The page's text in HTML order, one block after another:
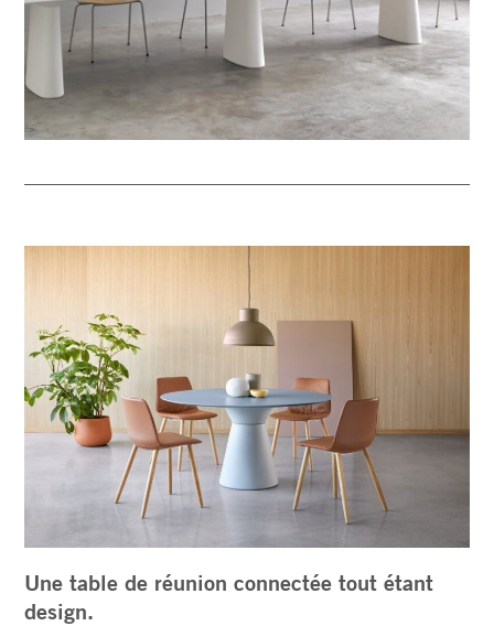
Une table de réunion connectée tout étant
design.